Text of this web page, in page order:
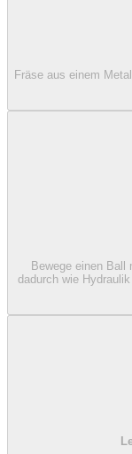
Fräse aus einem
Bewege einen
dadurch wie